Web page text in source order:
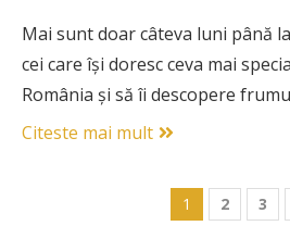
Mai sunt doar câteva luni până
cei care își doresc ceva mai
România și să îi descopere
Citeste mai mult
1 2 3